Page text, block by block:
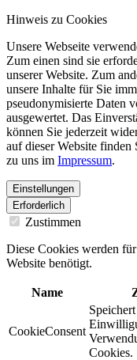
Hinweis zu Cookies
Unsere Webseite
Zum einen sind sie
unserer Website. Zum
unsere Inhalte für Sie
pseudonymisierte Daten
ausgewertet. Das
können Sie jederzeit
auf dieser Website finden
zu uns im Impressum.
Einstellungen
Erforderlich
Zustimmen
Diese Cookies werden
Website benötigt.
Name
CookieConsent
Cookies.